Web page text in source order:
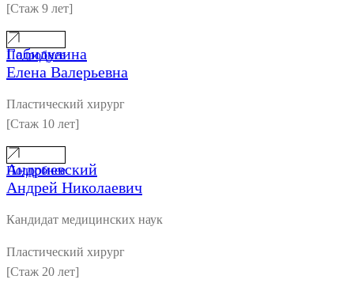
[Стаж 9 лет]
Подробнее
Габидулина
Елена Валерьевна
Пластический хирург
[Стаж 10 лет]
Подробнее
Андриевский
Андрей Николаевич
Кандидат медицинских наук
Пластический хирург
[Стаж 20 лет]